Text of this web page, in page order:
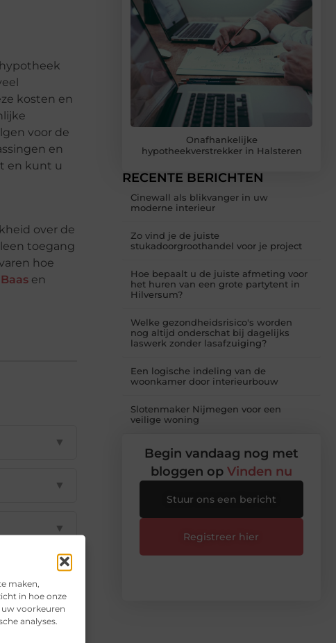
maken,
in hoe onze
voorkeuren
analyses.
kosten en
voor de
en
en kunt u
over de
toegang
hoe
Baas en
▼
▼
▼
▼
▼
Onafhankelijke
hypotheekverstrekker in Halsteren
RECENTE BERICHTEN
Cinewall als blikvanger in uw
moderne interieur
Zo vind je de juiste
stukadoorgroothandel voor je project
Hoe bepaalt u de juiste afmeting voor
het huren van een grote partytent in
Hilversum?
Welke gezondheidsrisico's worden
nog altijd onderschat bij dagelijks
laswerk zonder lasafzuiging?
Een logische indeling van de
woonkamer door interieurbouw
Slotenmaker Nijmegen voor een
veilige woning
Begin vandaag nog met
bloggen op Vinden nu
Stuur ons een bericht
Registreer hier